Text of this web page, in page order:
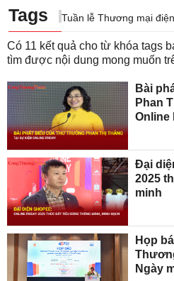
Tags Tuần lễ Thương mại
Có 11 kết quả cho từ khóa tags
tìm được nội dung mong muốn
Bài
Phan
Online
Đại
2025
minh
Họp
Ngày